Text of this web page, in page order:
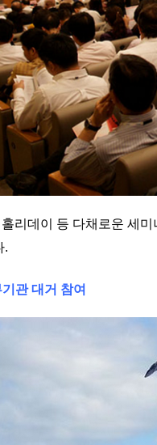
리데이 등 다채로운 세
.
관 대거 참여